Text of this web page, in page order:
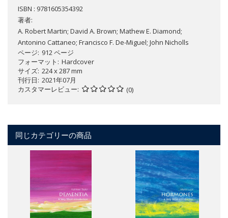
ISBN : 9781605354392
著者:
A. Robert Martin; David A. Brown; Mathew E. Diamond;
Antonino Cattaneo; Francisco F. De-Miguel; John Nicholls
ページ 912 ページ
フォーマット
Hardcover
サイズ 224 x 287 mm
刊行日 2021年07月
カスタマーレビュー
(0)
同じカテゴリーの商品